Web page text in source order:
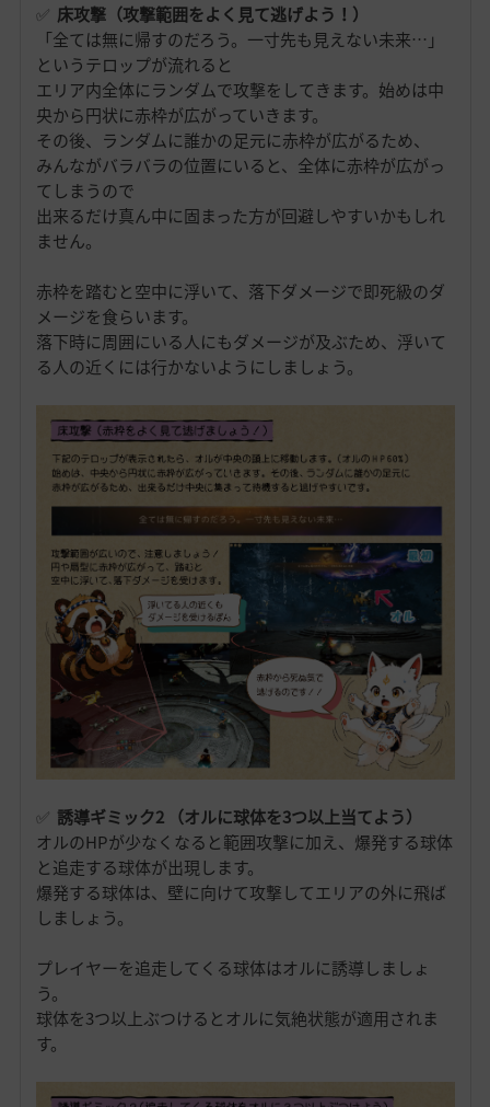
✅ 床攻撃（攻撃範囲をよく見て逃げよう！）
「全ては無に帰すのだろう。一寸先も見えない未来…」
というテロップが流れると
エリア内全体にランダムで攻撃をしてきます。始めは中
央から円状に赤枠が広がっていきます。
その後、ランダムに誰かの足元に赤枠が広がるため、
みんながバラバラの位置にいると、全体に赤枠が広がっ
てしまうので
出来るだけ真ん中に固まった方が回避しやすいかもしれ
ません。
赤枠を踏むと空中に浮いて、落下ダメージで即死級のダ
メージを食らいます。
落下時に周囲にいる人にもダメージが及ぶため、浮いて
る人の近くには行かないようにしましょう。
✅ 誘導ギミック2 （オルに球体を3つ以上当てよう）
オルのHPが少なくなると範囲攻撃に加え、爆発する球体
と追走する球体が出現します。
爆発する球体は、壁に向けて攻撃してエリアの外に飛ば
しましょう。
プレイヤーを追走してくる球体はオルに誘導しましょ
う。
球体を3つ以上ぶつけるとオルに気絶状態が適用されま
す。